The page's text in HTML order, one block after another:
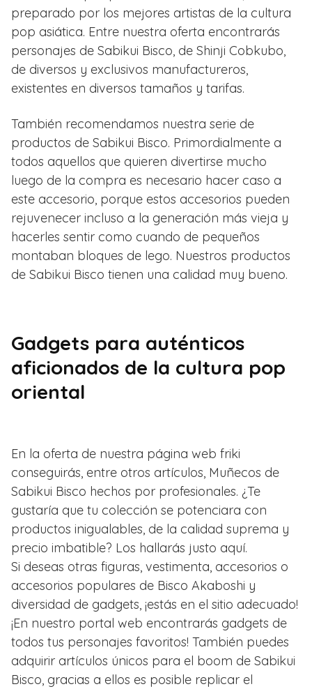
preparado por los mejores artistas de la cultura
pop asiática. Entre nuestra oferta encontrarás
personajes de Sabikui Bisco, de Shinji Cobkubo,
de diversos y exclusivos manufactureros,
existentes en diversos tamaños y tarifas.
También recomendamos nuestra serie de
productos de Sabikui Bisco. Primordialmente a
todos aquellos que quieren divertirse mucho
luego de la compra es necesario hacer caso a
este accesorio, porque estos accesorios pueden
rejuvenecer incluso a la generación más vieja y
hacerles sentir como cuando de pequeños
montaban bloques de lego. Nuestros productos
de Sabikui Bisco tienen una calidad muy bueno.
Gadgets para auténticos
aficionados de la cultura pop
oriental
En la oferta de nuestra página web friki
conseguirás, entre otros artículos, Muñecos de
Sabikui Bisco hechos por profesionales. ¿Te
gustaría que tu colección se potenciara con
productos inigualables, de la calidad suprema y
precio imbatible? Los hallarás justo aquí.
Si deseas otras figuras, vestimenta, accesorios o
accesorios populares de Bisco Akaboshi y
diversidad de gadgets, ¡estás en el sitio adecuado!
¡En nuestro portal web encontrarás gadgets de
todos tus personajes favoritos! También puedes
adquirir artículos únicos para el boom de Sabikui
Bisco, gracias a ellos es posible replicar el